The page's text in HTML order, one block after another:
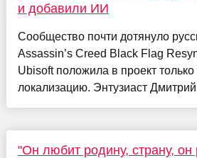
и добавили ИИ
Сообщество почти дотянуло
Assassin’s Creed Black Flag
Ubisoft положила в проект только
локализацию. Энтузиаст
"Он любит родину, страну, он